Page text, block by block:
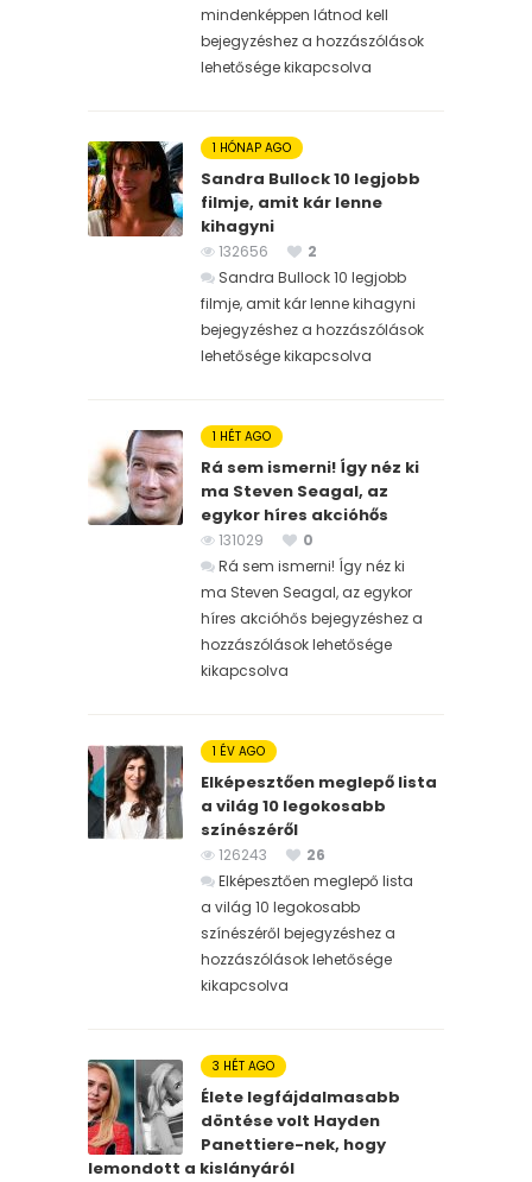
mindenképpen látnod kell
bejegyzéshez a hozzászólások
lehetősége kikapcsolva
1 HÓNAP AGO
Sandra Bullock 10 legjobb
filmje, amit kár lenne
kihagyni
132656
2
Sandra Bullock 10 legjobb
filmje, amit kár lenne kihagyni
bejegyzéshez a hozzászólások
lehetősége kikapcsolva
1 HÉT AGO
Rá sem ismerni! Így néz ki
ma Steven Seagal, az
egykor híres akcióhős
131029
0
Rá sem ismerni! Így néz ki
ma Steven Seagal, az egykor
híres akcióhős bejegyzéshez a
hozzászólások lehetősége
kikapcsolva
1 ÉV AGO
Elképesztően meglepő lista
a világ 10 legokosabb
színészéről
126243
26
Elképesztően meglepő lista
a világ 10 legokosabb
színészéről bejegyzéshez a
hozzászólások lehetősége
kikapcsolva
3 HÉT AGO
Élete legfájdalmasabb
döntése volt Hayden
Panettiere-nek, hogy
lemondott a kislányáról